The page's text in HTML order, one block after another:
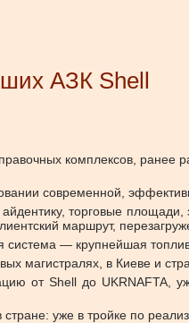
АЗК Shell
комплексов,
современной,
торговые
маршрут,
— крупнейшая
магистралях, в Киеве и
от Shell до UKRNAFTA,
уже в тройке по